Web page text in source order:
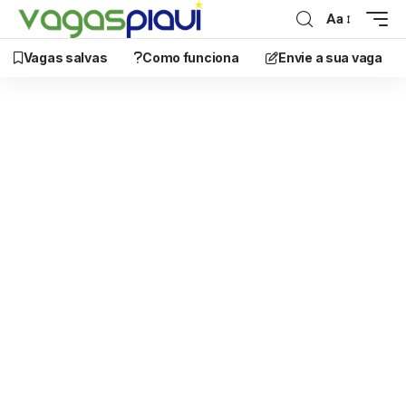
Aa
Vagas salvas Como funciona Envie a sua vaga